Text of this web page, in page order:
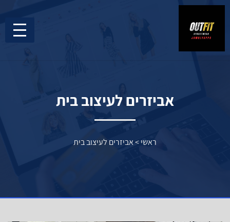
אביזרים לעיצוב בית
ראשי>אביזרים לעיצוב בית